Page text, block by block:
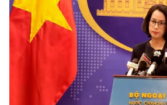
Thế giới
Tin tức
Thế giới đó đây
Câu chuyện quốc tế
Kinh tế
Dữ liệu và đời sống